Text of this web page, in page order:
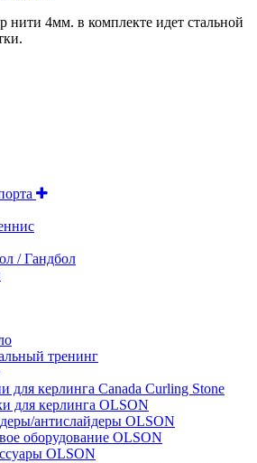
нити 4мм. в комплекте идет стальной
/ Гандбол
тренинг
для керлинга Canada Curling Stone
для керлинга OLSON
антислайдеры OLSON
оборудование OLSON
OLSON